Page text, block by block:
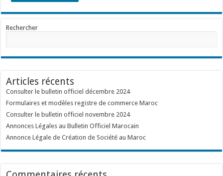
Rechercher
Articles récents
Consulter le bulletin officiel décembre 2024
Formulaires et modèles registre de commerce Maroc
Consulter le bulletin officiel novembre 2024
Annonces Légales au Bulletin Officiel Marocain
Annonce Légale de Création de Société au Maroc